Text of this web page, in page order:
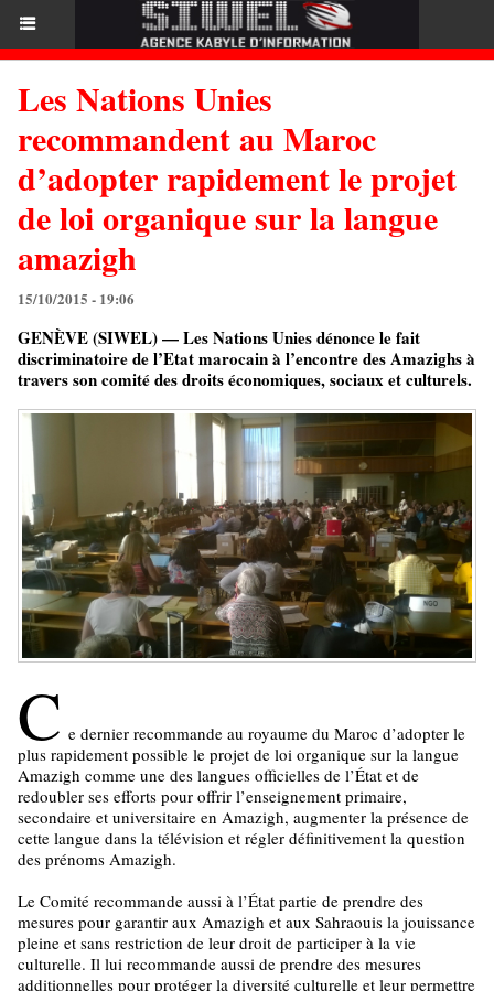
Les Nations Unies
recommandent au Maroc
d’adopter rapidement le projet
de loi organique sur la langue
amazigh
15/10/2015 - 19:06
GENÈVE (SIWEL) — Les Nations Unies dénonce le fait
discriminatoire de l’Etat marocain à l’encontre des Amazighs à
travers son comité des droits économiques, sociaux et culturels.
C e dernier recommande au royaume du Maroc d’adopter le
plus rapidement possible le projet de loi organique sur la langue
Amazigh comme une des langues officielles de l’État et de
redoubler ses efforts pour offrir l’enseignement primaire,
secondaire et universitaire en Amazigh, augmenter la présence de
cette langue dans la télévision et régler définitivement la question
des prénoms Amazigh.
Le Comité recommande aussi à l’État partie de prendre des
mesures pour garantir aux Amazigh et aux Sahraouis la jouissance
pleine et sans restriction de leur droit de participer à la vie
culturelle. Il lui recommande aussi de prendre des mesures
additionnelles pour protéger la diversité culturelle et leur permettre